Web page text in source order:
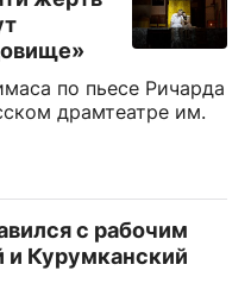
по пьесе Ричарда
драмтеатре им.
с рабочим
и Курумканский